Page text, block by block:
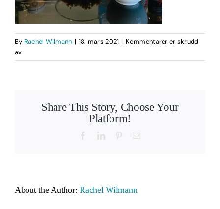
By Rachel Wilmann | 18. mars 2021 | Kommentarer er skrudd
avfor
IMG_4909
Share This Story, Choose Your
Platform!
FacebookLinkedInPinterestEmail
About the Author:Rachel Wilmann